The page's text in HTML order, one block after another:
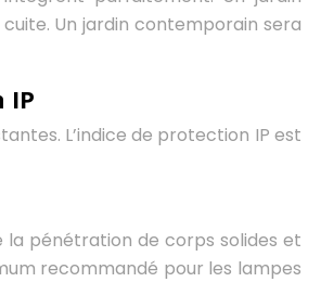
Un jardin contemporain sera
IP
L’indice de protection IP est
la pénétration de corps solides et
recommandé pour les lampes